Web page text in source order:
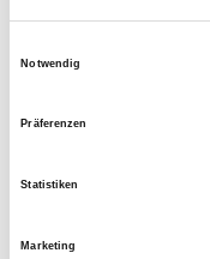
Notwendig
Präferenzen
Statistiken
Marketing